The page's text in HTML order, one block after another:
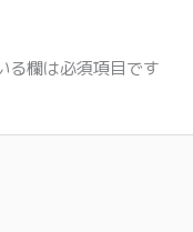
る欄は必須項目です